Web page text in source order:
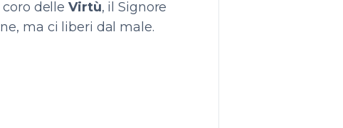
coro delleVirtù, il Signore
ma ci liberi dal male.